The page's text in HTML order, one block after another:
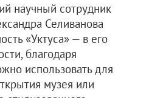
научный сотрудник
Селиванова
«Уктуса» — в его
благодаря
использовать для
музея или